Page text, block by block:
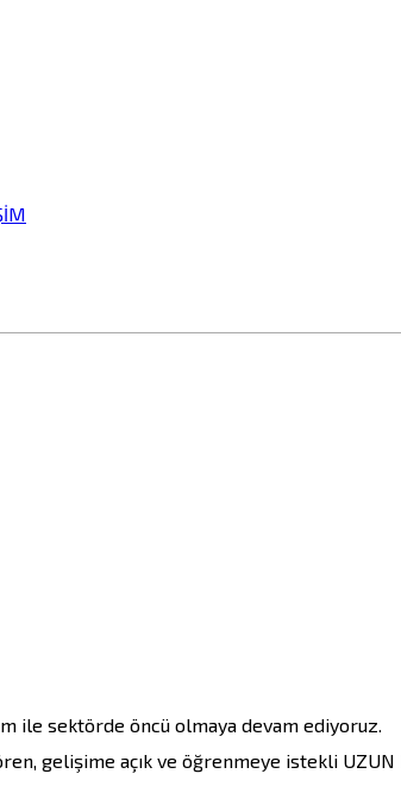
ile sektörde öncü olmaya devam ediyoruz.
gelişime açık ve öğrenmeye istekli UZUN